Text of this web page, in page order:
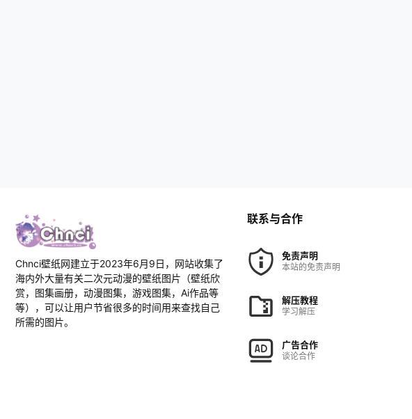
Chnci壁纸网建立于2023年6月9日，网站收集了
海内外大量有关二次元动漫的壁纸图片（壁纸欣
赏，图集画册，动漫图集，游戏图集，Ai作品等
等），可以让用户节省很多的时间用来查找自己
所需的图片。
联系与合作
免责声明
本站的免责声明
解压教程
学习解压
广告合作
谈论合作